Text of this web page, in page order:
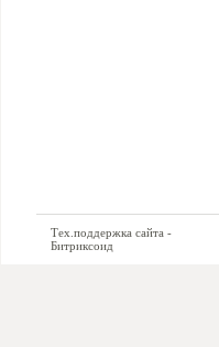
Тех.поддержка сайта -
Битриксоид